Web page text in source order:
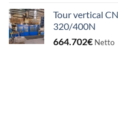
Tour vertical
320/400N
664.702€ Netto